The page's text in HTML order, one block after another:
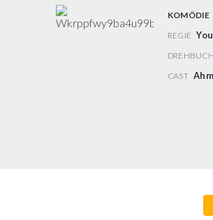
KOMÖDIE
REGIE
DREHBUCH
CAST